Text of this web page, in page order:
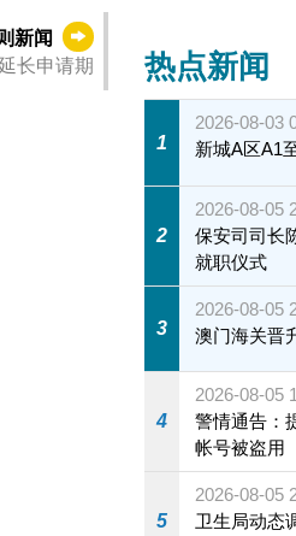
新闻
长申请期
热点新闻
1
2026-08-03
新城A区A1
2
2026-08-05
保安司司长
就职仪式
3
2026-08-05
澳门海关晋
4
2026-08-05
警情通告：
帐号被盗用
5
2026-08-05
卫生局动态